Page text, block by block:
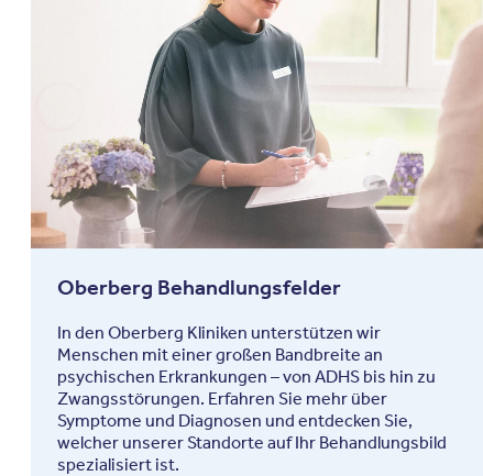
Oberberg Behandlungsfelder
In den Oberberg Kliniken unterstützen wir
Menschen mit einer großen Bandbreite an
psychischen Erkrankungen – von ADHS bis hin zu
Zwangsstörungen. Erfahren Sie mehr über
Symptome und Diagnosen und entdecken Sie,
welcher unserer Standorte auf Ihr Behandlungsbild
spezialisiert ist.